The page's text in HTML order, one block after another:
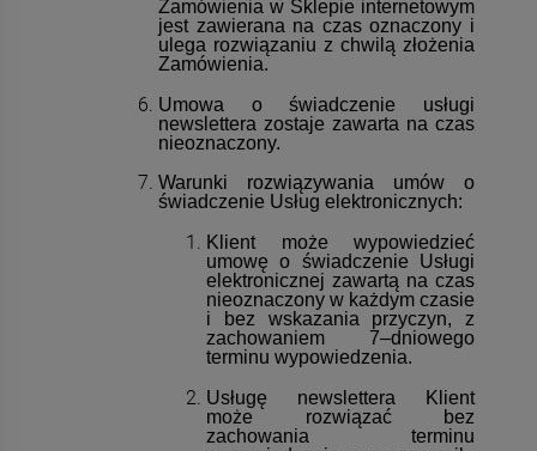
Zamówienia w Sklepie internetowym
jest zawierana na czas oznaczony i
ulega rozwiązaniu z chwilą złożenia
Zamówienia.
Umowa o świadczenie usługi
newslettera zostaje zawarta na czas
nieoznaczony.
Warunki rozwiązywania umów o
świadczenie Usług elektronicznych:
Klient może wypowiedzieć
umowę o świadczenie Usługi
elektronicznej zawartą na czas
nieoznaczony w każdym czasie
i bez wskazania przyczyn, z
zachowaniem 7–dniowego
terminu wypowiedzenia.
Usługę newslettera Klient
może rozwiązać bez
zachowania terminu